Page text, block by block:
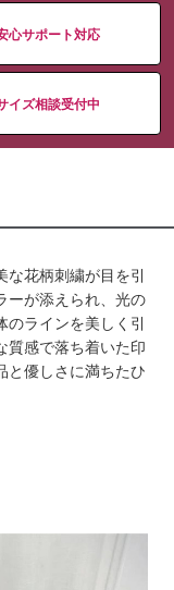
心サポート対応
イズ相談受付中
花柄刺繍が目を引
ーが添えられ、光の
ラインを美しく引
質感で落ち着いた印
と優しさに満ちたひ